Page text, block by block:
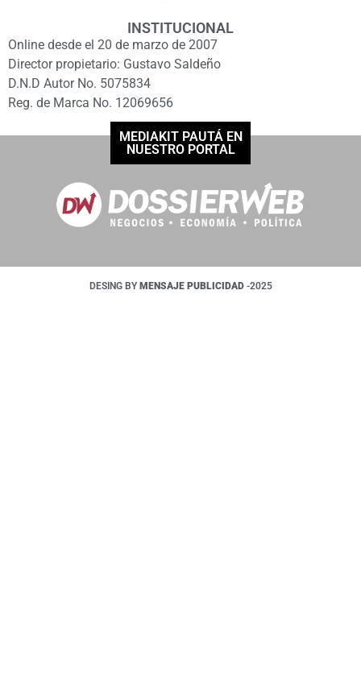
INSTITUCIONAL
Online desde el 20 de marzo de 2007
Director propietario: Gustavo Saldeño
D.N.D Autor No. 5075834
Reg. de Marca No. 12069656
MEDIAKIT PAUTÁ EN
NUESTRO PORTAL
DESING BY MENSAJE PUBLICIDAD -2025